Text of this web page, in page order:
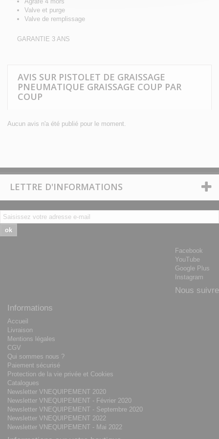
Valve et purge
Valve de remplissage
GARANTIE 3 ANS
AVIS SUR PISTOLET DE GRAISSAGE
PNEUMATIQUE GRAISSAGE COUP PAR
COUP
Aucun avis n'a été publié pour le moment.
LETTRE D'INFORMATIONS
ok
Facebook
YouTube
Google Plus
Instagram
Nous suivre
Informations
Accueil
Livraison
Mentions légales
CGV
Qui sommes nous ?
Paiement sécurisé
Protection de la vie privée et Cookies
Catalogues
Newsletter VNEQUIPEMENT 2020
Newsletter VNEQUIPEMENT - Février 2020
Newsletter VNEQUIPEMENT - Septembre 2020
Newsletter VNEQUIPEMENT 2022
Newsletter VNEQUIPEMENT - Mai 2022